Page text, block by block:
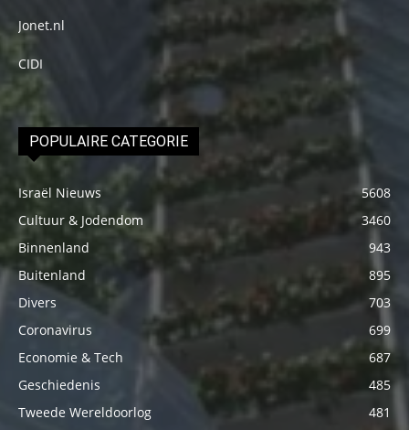
Jonet.nl
CIDI
POPULAIRE CATEGORIE
Israël Nieuws
5608
Cultuur & Jodendom
3460
Binnenland
943
Buitenland
895
Divers
703
Coronavirus
699
Economie & Tech
687
Geschiedenis
485
Tweede Wereldoorlog
481